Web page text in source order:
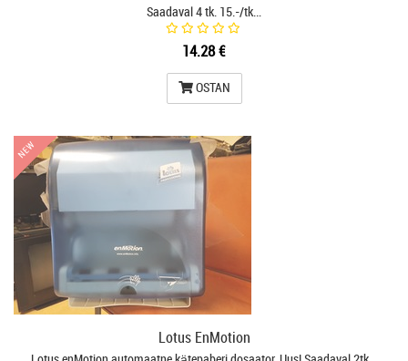
Saadaval 4 tk. 15.-/tk…
14.28 €
OSTAN
NEW
NEW
Lotus EnMotion